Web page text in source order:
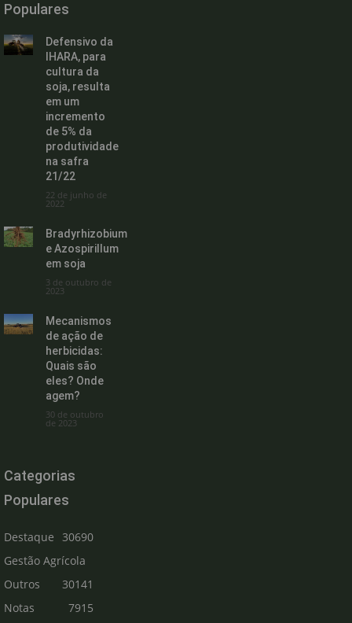
Populares
Defensivo da
IHARA, para
cultura da
soja, resulta
em um
incremento
de 5% da
produtividade
na safra
21/22
22 de junho de
2022
Bradyrhizobium
e Azospirillum
em soja
3 de outubro de
2023
Mecanismos
de ação de
herbicidas:
Quais são
eles? Onde
agem?
30 de outubro
de 2023
Categorias
Populares
Destaque
30690
Gestão Agrícola
30141
Outros
7915
Notas